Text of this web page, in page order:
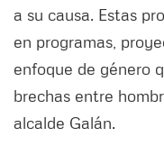
a su causa. Estas
en programas,
enfoque de género
brechas entre
alcalde Galán.